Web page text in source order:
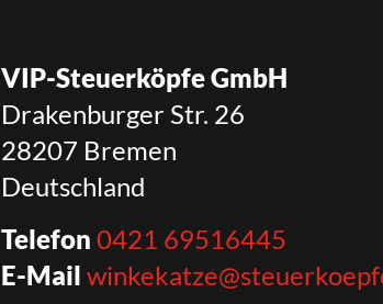
VIP-Steuerköpfe GmbH
Drakenburger Str. 26
28207 Bremen
Deutschland
Telefon 0421 69516445
E-Mail